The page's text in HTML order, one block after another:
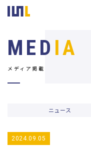
MED IA
メディア掲載
ニュース
2024.09.05